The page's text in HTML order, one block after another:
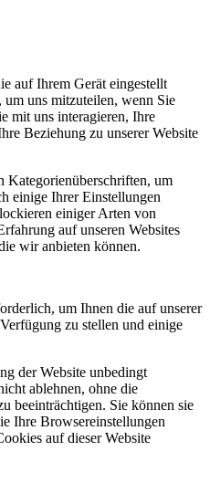
auf Ihrem Gerät eingestellt
uns mitzuteilen, wenn Sie
mit uns interagieren, Ihre
Beziehung zu unserer Website
Kategorienüberschriften, um
einige Ihrer Einstellungen
einiger Arten von
auf unseren Websites
wir anbieten können.
um Ihnen die auf unserer
zu stellen und einige
der Website unbedingt
ablehnen, ohne die
beeinträchtigen. Sie können sie
Ihre Browsereinstellungen
auf dieser Website